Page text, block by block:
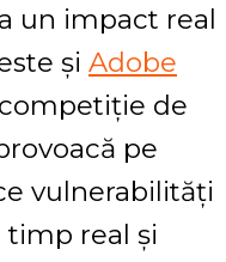
un impact real
și Adobe
de
pe
vulnerabilități
timp real și